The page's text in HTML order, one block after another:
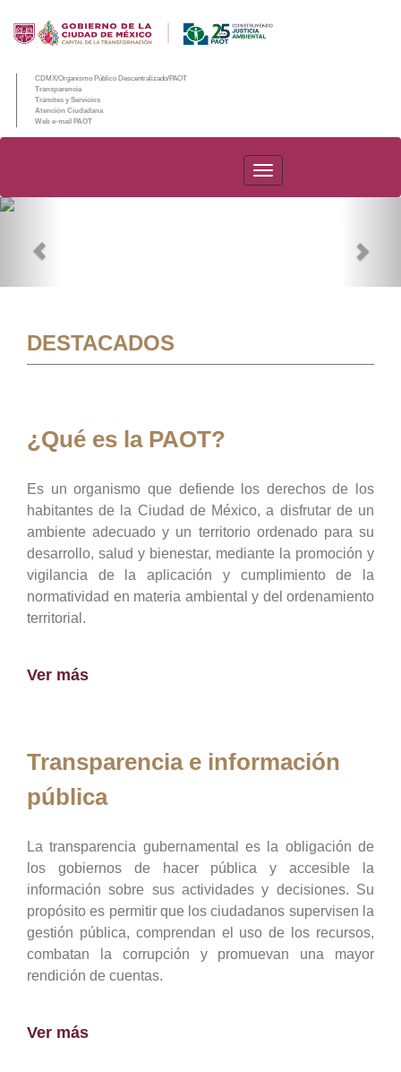
CDMX/Organismo Público Descentralizado/PAOT
Transparencia
Trámites y Servicios
Atención Ciudadana
Web e-mail PAOT
PAOT
DESTACADOS
¿Qué es la PAOT?
Es un organismo que defiende los derechos de los
habitantes de la Ciudad de México, a disfrutar de un
ambiente adecuado y un territorio ordenado para su
desarrollo, salud y bienestar, mediante la promoción y
vigilancia de la aplicación y cumplimiento de la
normatividad en materia ambiental y del ordenamiento
territorial.
Ver más
Transparencia e información
pública
La transparencia gubernamental es la obligación de
los gobiernos de hacer pública y accesible la
información sobre sus actividades y decisiones. Su
propósito es permitir que los ciudadanos supervisen la
gestión pública, comprendan el uso de los recursos,
combatan la corrupción y promuevan una mayor
rendición de cuentas.
Ver más